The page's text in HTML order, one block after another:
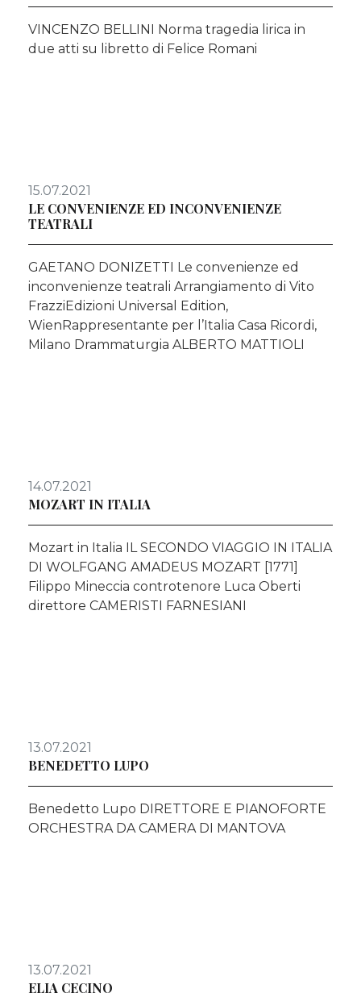
VINCENZO BELLINI Norma tragedia lirica in
due atti su libretto di Felice Romani
15.07.2021
LE CONVENIENZE ED INCONVENIENZE
TEATRALI
GAETANO DONIZETTI Le convenienze ed
inconvenienze teatrali Arrangiamento di Vito
FrazziEdizioni Universal Edition,
WienRappresentante per l’Italia Casa Ricordi,
Milano Drammaturgia ALBERTO MATTIOLI
14.07.2021
MOZART IN ITALIA
Mozart in Italia IL SECONDO VIAGGIO IN ITALIA
DI WOLFGANG AMADEUS MOZART [1771]
Filippo Mineccia controtenore Luca Oberti
direttore CAMERISTI FARNESIANI
13.07.2021
BENEDETTO LUPO
Benedetto Lupo DIRETTORE E PIANOFORTE
ORCHESTRA DA CAMERA DI MANTOVA
13.07.2021
ELIA CECINO